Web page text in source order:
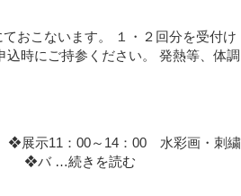
おこないます。 １・２回分を受付け
時にご持参ください。 発熱等、体調
示11：00～14：00 水彩画・刺繍
ど ❖バ …続きを読む